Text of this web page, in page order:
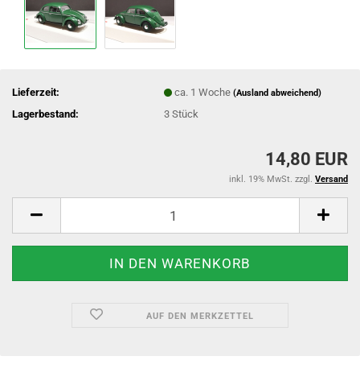
Lieferzeit: ca. 1 Woche(Ausland abweichend)
Lagerbestand: 3Stück
14,80 EUR
inkl. 19% MwSt. zzgl. Versand
AUF DEN MERKZETTEL